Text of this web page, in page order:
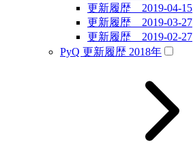
更新履歴 2019-04-15
更新履歴 2019-03-27
更新履歴 2019-02-27
PyQ 更新履歴 2018年